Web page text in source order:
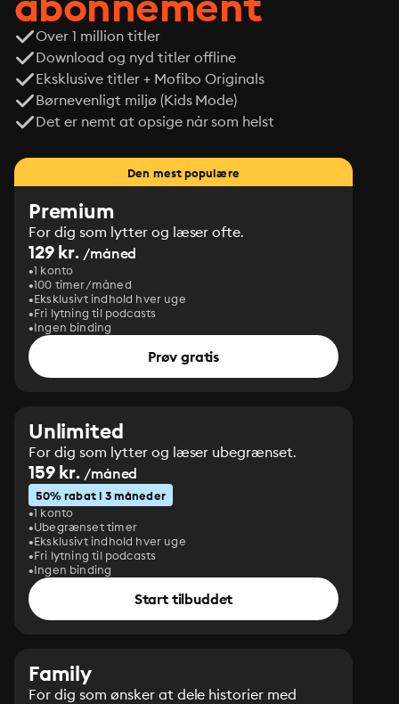
Over 1 million titler
Download og nyd titler offline
Eksklusive titler + Mofibo Originals
Børnevenligt miljø (Kids Mode)
Det er nemt at opsige når som helst
Den mest populære
Premium
For dig som lytter og læser ofte.
129 kr. /måned
1 konto
100 timer/måned
Eksklusivt indhold hver uge
Fri lytning til podcasts
Ingen binding
Prøv gratis
Unlimited
For dig som lytter og læser ubegrænset.
159 kr. /måned
50% rabat i 3 måneder
1 konto
Ubegrænset timer
Eksklusivt indhold hver uge
Fri lytning til podcasts
Ingen binding
Start tilbuddet
Family
For dig som ønsker at dele historier med